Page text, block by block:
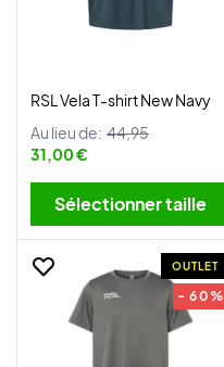
RSL Vela T-shirt New Navy
Au lieu de: 44,95
31,00 €
Sélectionner taille
OUTLET
- 60%